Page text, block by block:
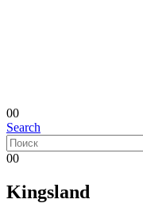
00
Search
00
Kingsland